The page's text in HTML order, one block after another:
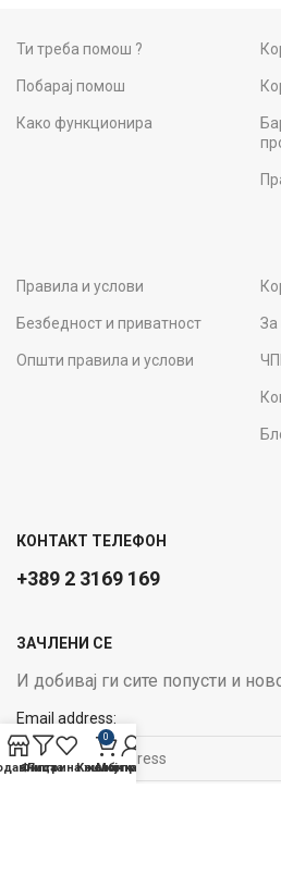
Ти треба помош ?
Побарај помош
Како функционира
Правила и услови
Безбедност и приватност
Општи правила и услови
За
КОНТАКТ ТЕЛЕФОН
+389 2 3169 169
ЗАЧЛЕНИ СЕ
И добивај ги сите попусти и
Email address:
Филтри
Листа на желби
0
Кошничка
Мој профил